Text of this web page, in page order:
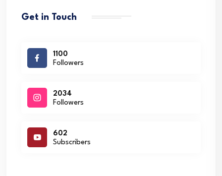
Get in Touch
1100
Followers
2034
Followers
602
Subscribers